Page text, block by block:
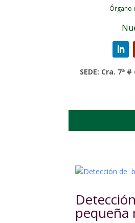
Órgano
SEDE: Cra. 7ª
pequeña